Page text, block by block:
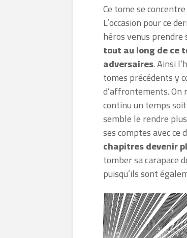
Ce tome se
L’occasion pour ce
héros venus prendre
tout au long de ce
adversaires. Ainsi
tomes précédents y
d’affrontements. On
continu un temps
semble le rendre
ses comptes avec ce
chapitres devenir
tomber sa carapace
puisqu’ils sont